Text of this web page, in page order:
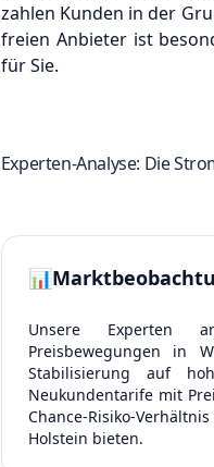
zahlen Kunden in der
freien Anbieter ist
für Sie.
Experten-Analyse: Die
📊
Unsere Experten
Preisbewegungen in
Stabilisierung auf
Neukundentarife mit
Chance-Risiko-
Holstein bieten.